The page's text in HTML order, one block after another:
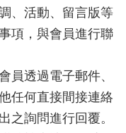
、活動、留言版等
項，與會員進行聯
員透過電子郵件、
任何直接間接連絡
之詢問進行回覆。